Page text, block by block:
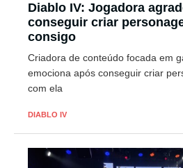
Diablo IV: Jogadora
conseguir criar
consigo
Criadora de conteúdo focada em
emociona após conseguir criar
com ela
DIABLO IV